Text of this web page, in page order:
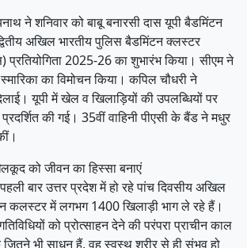
ने शनिवार को बाबू बनारसी दास यूपी बैडमिंटन
अखिल भारतीय पुलिस बैडमिंटन क्लस्टर
2025-26 का शुभारंभ किया। सीएम ने
का विमोचन किया। कपिल चौधरी ने
यूपी में खेल व खिलाड़ियों की उपलब्धियों पर
की गई। 35वीं वाहिनी पीएसी के बैंड ने मधुर
को जीवन का हिस्सा बनाएं
बार उत्तर प्रदेश में हो रहे पांच दिवसीय अखिल
कलस्टर में लगभग 1400 खिलाड़ी भाग ले रहे हैं।
को प्रोत्साहन देने की परंपरा प्राचीन काल
भी साधन हैं, वह स्वस्थ शरीर से ही संभव हो